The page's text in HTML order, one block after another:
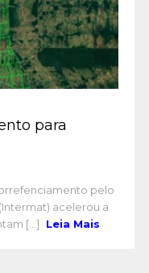
para
pelo
acelerou a
[...]
Leia Mais